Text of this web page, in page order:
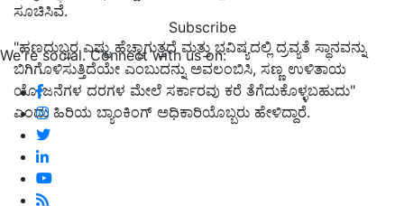
Subscribe
We're social. Connect with us on:
ಸೂಚಿಸಿವೆ.
"ಹಣದುಬ್ಬರ ಎಷ್ಟು ಹೆಚ್ಚಾಗುತ್ತದೆ ಮತ್ತು ಭವಿಷ್ಯದಲ್ಲಿ ದ್ರವ್ಯತೆ ಸ್ಥಾನವನ್ನು
ಬಿಗಿಗೊಳಿಸುತ್ತಿದೆಯೇ ಎಂಬುದನ್ನು ಅವಲಂಬಿಸಿ, ಸಣ್ಣ ಉಳಿತಾಯ
ಯೋಜನೆಗಳ ದರಗಳ ಮೇಲೆ ಸರ್ಕಾರವು ಕರೆ ತೆಗೆದುಕೊಳ್ಳಬಹುದು"
ಎಂದು ಹಿರಿಯ ಬ್ಯಾಂಕಿಂಗ್ ಅಧಿಕಾರಿಯೊಬ್ಬರು ಹೇಳಿದ್ದಾರೆ.